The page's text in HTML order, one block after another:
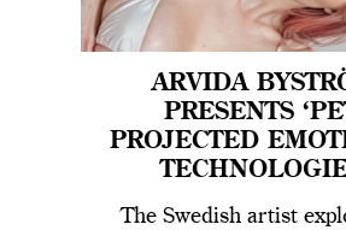
ARVIDA
PRESENTS
PROJECTED
The Swedish artist